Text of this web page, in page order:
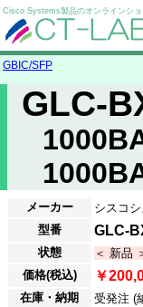
Cisco Systems製品のオンラインショ
GBIC/SFP
GLC-
メーカー
シスコ
型番
GLC-
状態
＜ 新品
価格(税込)
￥
在庫・納期 受発注 (